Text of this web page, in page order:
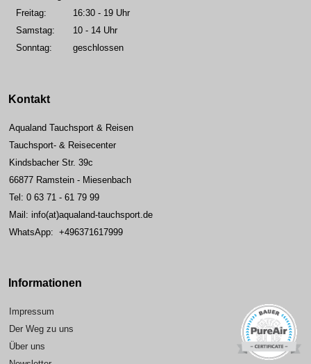
Freitag:
16:30 - 19 Uhr
Samstag:
10 - 14 Uhr
Sonntag:
geschlossen
Kontakt
Aqualand Tauchsport & Reisen
Tauchsport- & Reisecenter
Kindsbacher Str. 39c
66877 Ramstein - Miesenbach
Tel: 0 63 71 - 61 79 99
Mail: info(at)aqualand-tauchsport.de
WhatsApp: +496371617999
Informationen
Impressum
Der Weg zu uns
Über uns